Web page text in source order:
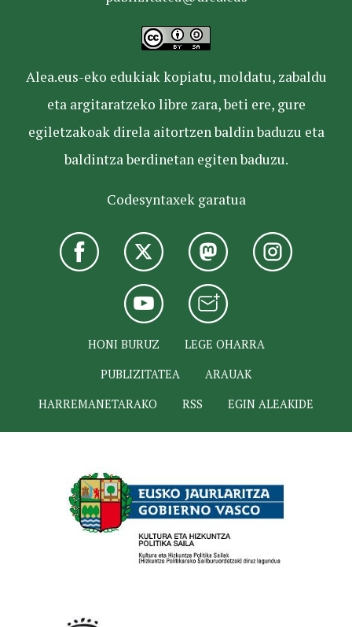
Alea.eus-eko edukiak kopiatu, moldatu, zabaldu
eta argitaratzeko libre zara, beti ere, gure
egiletzakoak direla aitortzen baldin baduzu eta
baldintza berdinetan egiten baduzu.
Codesyntaxek garatua
HONI BURUZ
LEGE OHARRA
PUBLIZITATEA
ARAUAK
HARREMANETARAKO
RSS EGIN ALEAKIDE